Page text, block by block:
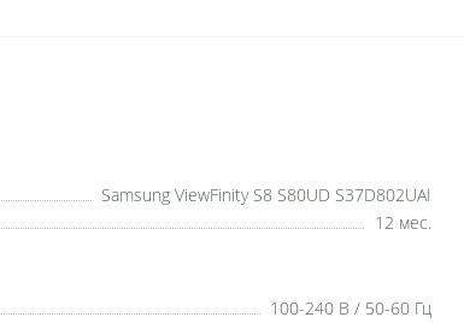
Samsung ViewFinity S8 S80UD S37D802UAI
12 мес.
100-240 В / 50-60 Гц